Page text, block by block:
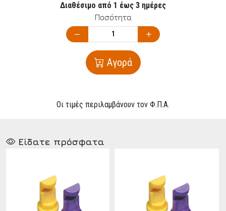
Διαθέσιμο από 1 έως 3 ημέρες
Ποσότητα
Αγορά
Οι τιμές περιλαμβάνουν τον Φ.Π.Α.
Είδατε πρόσφατα